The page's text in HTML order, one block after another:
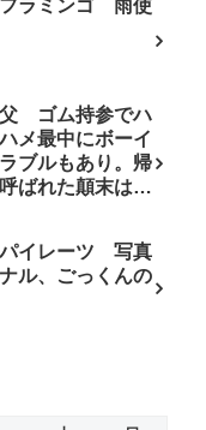
ラミンゴ 雨使
ゴム持参でハ
メ最中にボーイ
ブルもあり。帰
ばれた顛末は？
イレーツ 写真
ル、ごっくんの